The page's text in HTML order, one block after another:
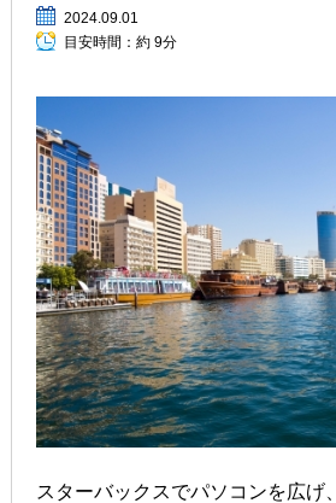
2024.09.01
目安時間： 約 9分
スターバックスでパソコンを広げ、